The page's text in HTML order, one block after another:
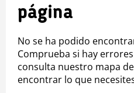
página
No se ha podido
Comprueba si hay
consulta nuestro mapa
encontrar lo que